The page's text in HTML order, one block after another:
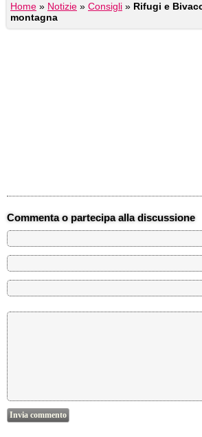
Home » Notizie » Consigli » Rifugi e
montagna
Commenta o partecipa alla discussione